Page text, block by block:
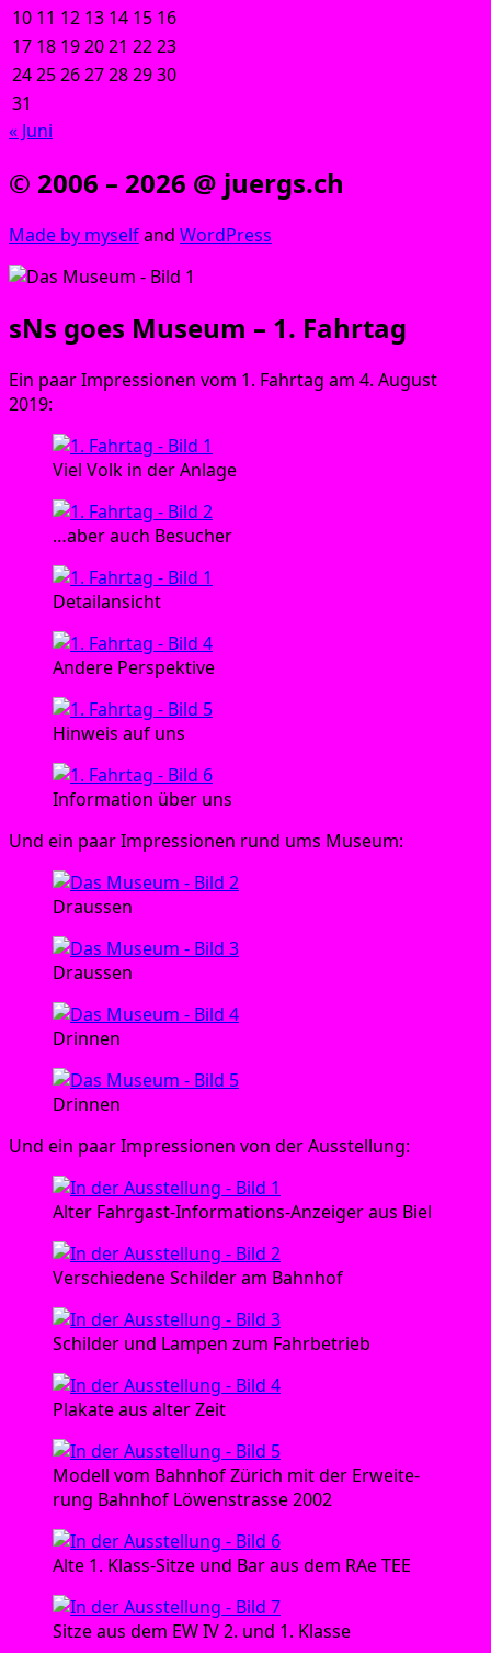
10 11 12 13 14 15 16
17 18 192021 2223
24252627282930
31
« Juni
© 2006 – 2026 @ juergs.ch
Made by mys­elfand Word­Press
sNs goes Museum – 1. Fahrtag
Ein paar Impres­sio­nen vom 1. Fahr­tag am 4. August
2019:
Viel Volk in der Anlage
…aber auch Besucher
Detailansicht
Ande­re Perspektive
Hin­weis auf uns
Infor­ma­ti­on über uns
Und ein paar Impres­sio­nen rund ums Museum:
Draussen
Draussen
Drinnen
Drinnen
Und ein paar Impres­sio­nen von der Ausstellung:
Alter Fahr­gast-Infor­ma­ti­ons-Anzei­ger aus Biel
Ver­schie­de­ne Schil­der am Bahnhof
Schil­der und Lam­pen zum Fahrbetrieb
Pla­ka­te aus alter Zeit
Modell vom Bahn­hof Zürich mit der Erwei­te­
rung Bahn­hof Löwen­stras­se 2002
Alte 1. Klass-Sit­ze und Bar aus dem RAe TEE
Sit­ze aus dem EW IV 2. und 1. Klasse